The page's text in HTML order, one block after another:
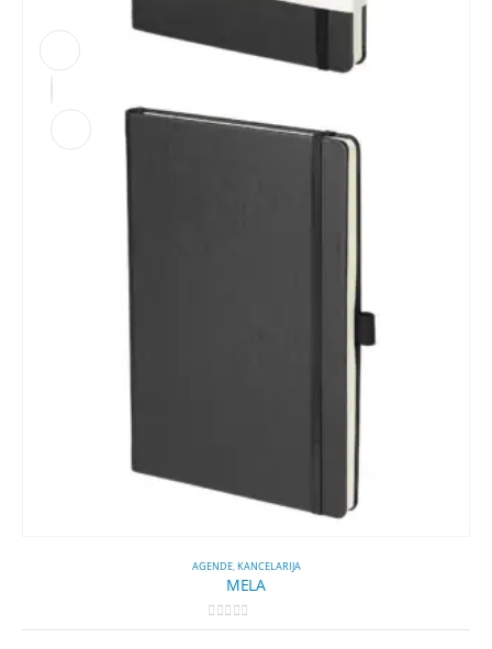
AGENDE,KANCELARIJA
MELA
0out of 5